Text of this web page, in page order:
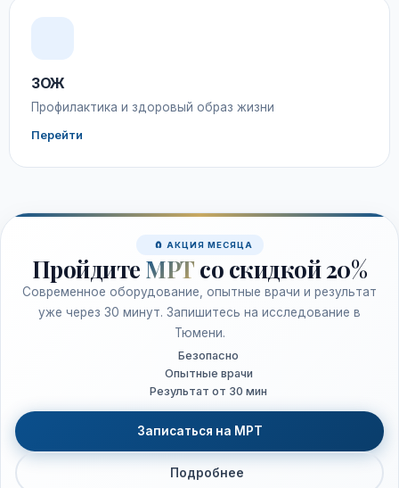
ЗОЖ
Профилактика и здоровый образ жизни
Перейти
🧲 АКЦИЯ МЕСЯЦА
Пройдите МРТ со скидкой 20%
Современное оборудование, опытные врачи и результат
уже через 30 минут. Запишитесь на исследование в
Тюмени.
Безопасно
Опытные врачи
Результат от 30 мин
Записаться на МРТ
Подробнее